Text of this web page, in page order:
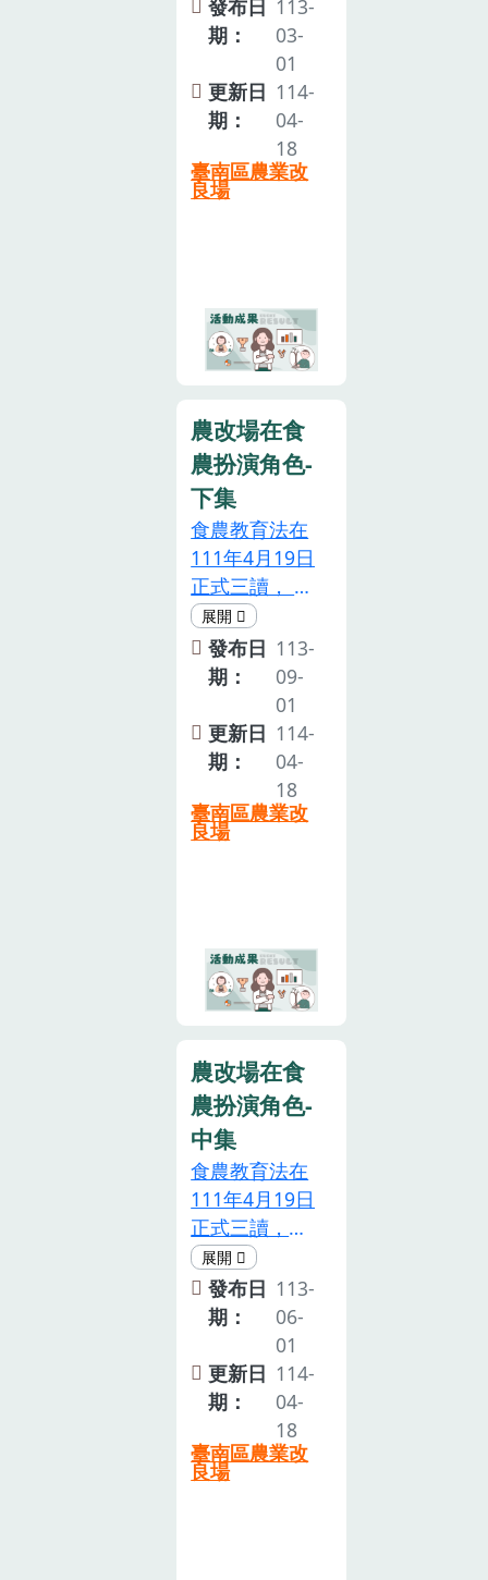
果節更加精采
呈現。 楊宏瑛
場長指出，
「2023瓜果食
農嘉年華」由
本場與臺灣種
苗改進協會共
同主辦， 農友
「食農展藝 瓜
果爭豔」為活
動主軸，配合
動，呈現嶄新
樣貌。
將食農教育的
精神納入課
綱。本場在食
農教育的推動
角色，除了食
農 師資的培育
之外，亦輔導
會議及 教學規
劃上，需符合
學童對於飲
食、農業和環
境之理解與 連
結，強化對在
地農業之支
持。本文就本
場 與社團法人
臺南市優質農
業推廣協會共
同 推動食農教
育過程為例，
闡述青農可以
如何 從點、
線、面協助學
校及農會推展
擬，積極盤點
並整合推動食
農教育相關行
政計畫及方
案，共同凝聚
各界對於立法
共識，並 於
方針中，希望
促成食農教育
立法，因此在
下，最終在
111年4月19日
正式經立法院
三讀通過，於
是臺灣的食農
教育終於有法
可循了，賦與
推動食農教育
之經費及法源
依據，使食農
教育成為制度
化 與系統性的
社會規範，也
象徵未來我國
將以全民力量
發布日
期：
113-
03-
01
更新日
期：
114-
04-
18
臺南區農業改
良場
農改場在食
農扮演角色-
下集
食農教育法在
111年4月19日
正式三讀， 象
徵未來我國將
以全民力量支
持在地農產，
寫下重要的里
程碑！本場在
食農教育的推
廣上扮演的角
色及所做的努
力，針對培力
物日活 動、協
助轄區學校推
動食農教育方
發布日
期：
113-
09-
01
更新日
期：
114-
04-
18
臺南區農業改
良場
農改場在食
農扮演角色-
中集
食農教育法在
111年4月19日
正式三讀，象
徵未來我國將
以全民力量支
持在地 農產，
寫下重要的里
程碑！本場在
食農教育的推
廣上扮演的角
色及所做的努
力，針對編製
發布日
期：
113-
06-
01
更新日
期：
114-
04-
18
臺南區農業改
良場